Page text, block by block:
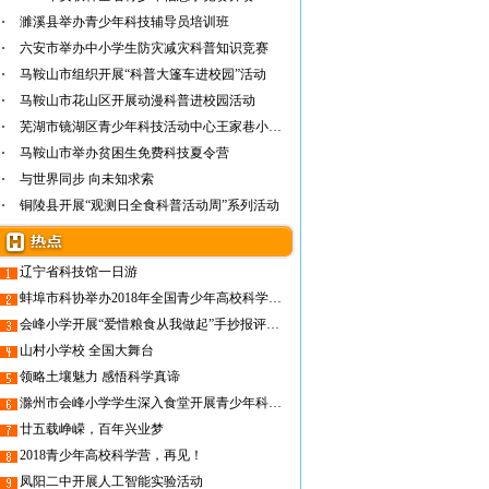
濉溪县举办青少年科技辅导员培训班
六安市举办中小学生防灾减灾科普知识竞赛
马鞍山市组织开展“科普大篷车进校园”活动
马鞍山市花山区开展动漫科普进校园活动
芜湖市镜湖区青少年科技活动中心王家巷小学举…
马鞍山市举办贫困生免费科技夏令营
与世界同步 向未知求索
铜陵县开展“观测日全食科普活动周”系列活动
辽宁省科技馆一日游
蚌埠市科协举办2018年全国青少年高校科学营蚌埠营员营前培训暨欢送仪式
会峰小学开展“爱惜粮食从我做起”手抄报评比活动
山村小学校 全国大舞台
领略土壤魅力 感悟科学真谛
滁州市会峰小学学生深入食堂开展青少年科学调查体验活动
廿五载峥嵘，百年兴业梦
2018青少年高校科学营，再见！
凤阳二中开展人工智能实验活动